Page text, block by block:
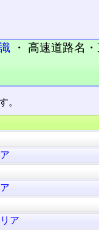
・ 高速道路名
。
ア